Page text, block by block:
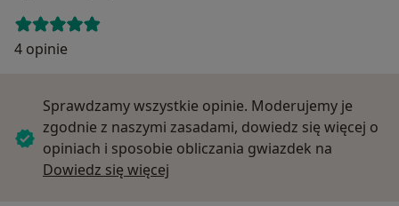
4 opinie
Sprawdzamy wszystkie opinie. Moderujemy je
zgodnie z naszymi zasadami, dowiedz się więcej o
opiniach i sposobie obliczania gwiazdek na
Dowiedz się więcej